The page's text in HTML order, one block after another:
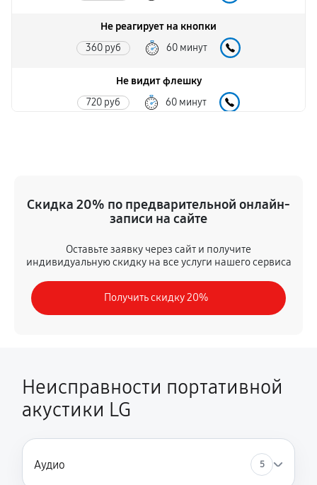
Не реагирует на кнопки
360 руб 60 минут
Не видит флешку
720 руб 60 минут
630 руб 60 минут
Программный ремонт/прошивка
350 руб 60 минут
Замена Bluetooth/Wi-Fi модуля
Замена аккумулятора
Скидка 20% по предварительной онлайн-
записи на сайте
Оставьте заявку через сайт и получите
индивидуальную скидку на все услуги нашего сервиса
Получить скидку 20%
Неисправности портативной
акустики LG
Аудио 5